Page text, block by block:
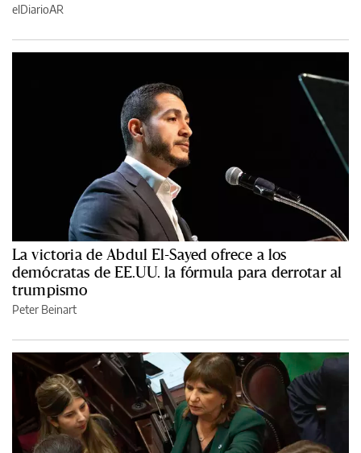
elDiarioAR
La victoria de Abdul El-Sayed ofrece a los
demócratas de EE.UU. la fórmula para derrotar al
trumpismo
Peter Beinart